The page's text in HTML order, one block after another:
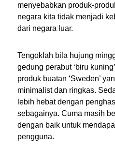
menyebabkan produk-
negara kita tidak menjadi
dari negara luar.
Tengoklah bila hujung
gedung perabut ‘biru
produk buatan ‘Sweden’
minimalist dan ringkas.
lebih hebat dengan
sebagainya. Cuma masih
dengan baik untuk
pengguna.